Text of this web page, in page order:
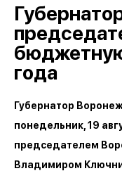
года
Губернатор
понедельник, 19
председателем
Владимиром